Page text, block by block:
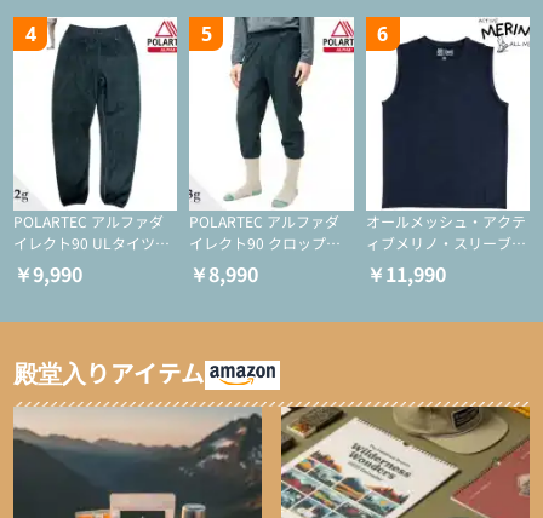
4
POLARTEC アルファダ
イレクト90 ULタイツ
（アクティブインサレー
ション/テント泊用パジ
￥9,990
5
POLARTEC アルファダ
イレクト90 クロップド
ULタイツ（アクティブ
インサレーション/テン
￥8,990
6
オールメッシュ・アクテ
ィブメリノ・スリーブレ
ス
￥11,990
殿堂入りアイテム